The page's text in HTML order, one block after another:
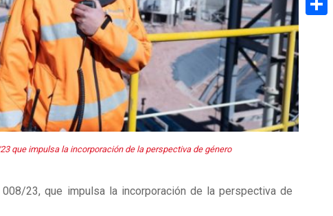
que impulsa la incorporación de la perspectiva de género
23, que impulsa la incorporación de la perspectiva de